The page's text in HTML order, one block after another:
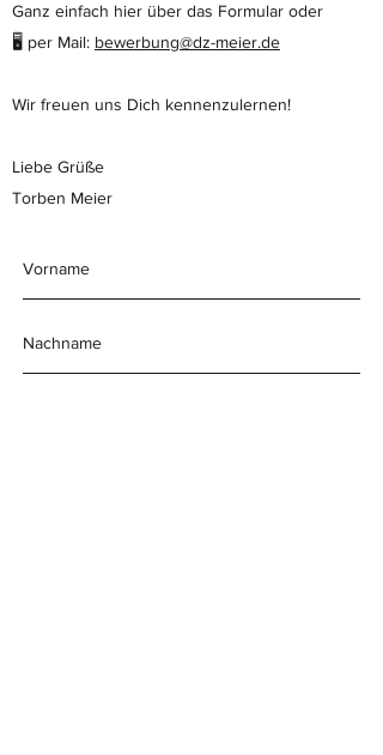
Ganz einfach hier über das Formular oder
🖥 per Mail: bewerbung@dz-meier.de
Wir freuen uns Dich kennenzulernen!
Liebe Grüße
Torben Meier